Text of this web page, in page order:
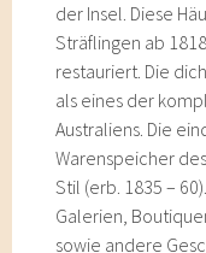
der Insel. Diese
Sträflingen ab
restauriert. Die
als eines der
Australiens. Die
Warenspeicher
Stil (erb. 1835 –
Galerien,
sowie andere